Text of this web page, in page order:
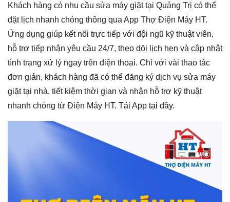
Khách hàng có nhu cầu sửa máy giặt tại Quảng Trị có thể
đặt lịch nhanh chóng thông qua App Thợ Điện Máy HT.
Ứng dụng giúp kết nối trực tiếp với đội ngũ kỹ thuật viên,
hỗ trợ tiếp nhận yêu cầu 24/7, theo dõi lịch hẹn và cập nhật
tình trạng xử lý ngay trên điện thoại. Chỉ với vài thao tác
đơn giản, khách hàng đã có thể đăng ký dịch vụ sửa máy
giặt tại nhà, tiết kiệm thời gian và nhận hỗ trợ kỹ thuật
nhanh chóng từ Điện Máy HT. Tải App tại đây.